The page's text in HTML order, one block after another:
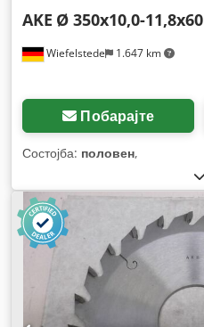
Wiefelstede 1.647 km
AKE Ø 350x10,0-11,8x60
Побарајте
Состојба: половен,